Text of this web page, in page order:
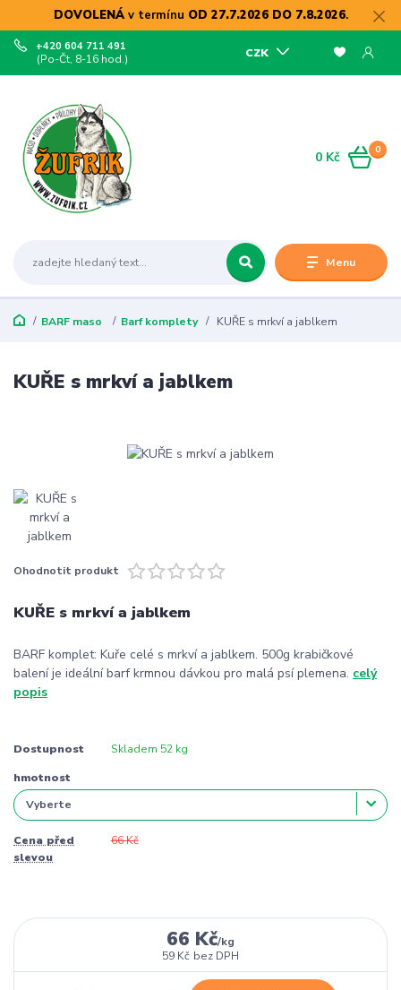
DOVOLENÁv termínu OD 27.7.2026 DO 7.8.2026.
Menu
CZK
+420 604 711 491
(Po-Čt, 8-16 hod.)
0
0 Kč
BARF maso Barf komplety KUŘE s mrkví a jablkem
KUŘE s mrkví a jablkem
Ohodnotit produkt
KUŘE s mrkví a jablkem
BARF komplet: Kuře celé s mrkví a jablkem. 500g krabičkové
balení je ideální barf krmnou dávkou pro malá psí plemena. celý
popis
Dostupnost Skladem 52 kg
hmotnost
Cena před
slevou
66 Kč
66 Kč/kg
59 Kč bez DPH